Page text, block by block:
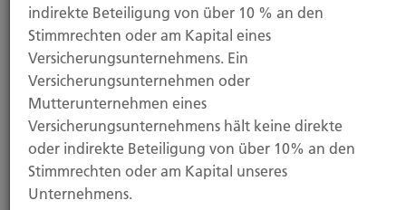
indirekte Beteiligung von über 10 % an den
Stimmrechten oder am Kapital eines
Versicherungsunternehmens. Ein
Versicherungsunternehmen oder
Mutterunternehmen eines
Versicherungsunternehmens hält keine direkte
oder indirekte Beteiligung von über 10% an den
Stimmrechten oder am Kapital unseres
Unternehmens.